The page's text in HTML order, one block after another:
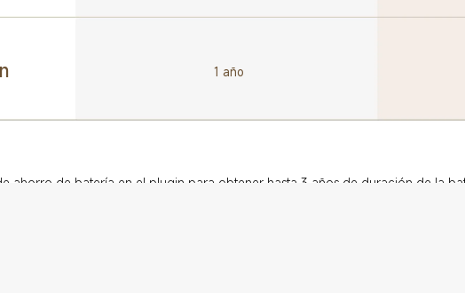
1 año
ahorro de batería en el plugin para obtener hasta 3 años de duración de la